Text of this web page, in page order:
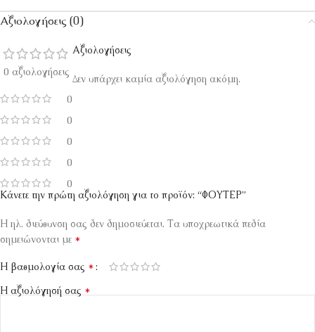
Αξιολογήσεις (0)
0 αξιολογήσεις
0
0
0
0
0
Αξιολογήσεις
Δεν υπάρχει καμία αξιολόγηση ακόμη.
Κάνετε την πρώτη αξιολόγηση για το προϊόν: “ΦΟΥΤΕΡ”
Η ηλ. διεύθυνση σας δεν δημοσιεύεται. Τα υποχρεωτικά πεδία
σημειώνονται με *
Η βαθμολογία σας *
Η αξιολόγησή σας *